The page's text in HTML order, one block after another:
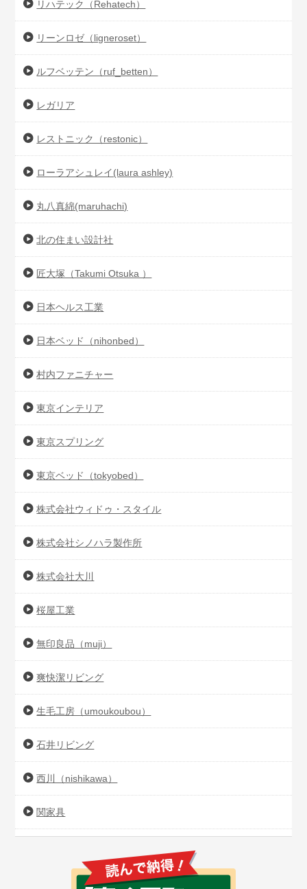
リハテック（Rehatech）
リーンロゼ（ligneroset）
ルフベッテン（ruf_betten）
レガリア
レストニック（restonic）
ローラアシュレイ(laura ashley)
丸八真綿(maruhachi)
北の住まい設計社
匠大塚（Takumi Otsuka ）
日本ヘルス工業
日本ベッド（nihonbed）
村内ファニチャー
東京インテリア
東京スプリング
東京ベッド（tokyobed）
株式会社ウィドゥ・スタイル
株式会社シノハラ製作所
株式会社大川
桜屋工業
無印良品（muji）
爽快潔リビング
生毛工房（umoukoubou）
石井リビング
西川（nishikawa）
関家具